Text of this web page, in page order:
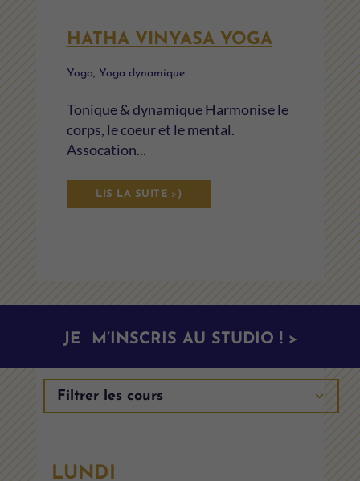
HATHA VINYASA YOGA
Yoga, Yoga dynamique
Tonique & dynamique Harmonise le
corps, le coeur et le mental.
Assocation...
LIS LA SUITE :-)
JE M’INSCRIS AU STUDIO ! >
LUNDI